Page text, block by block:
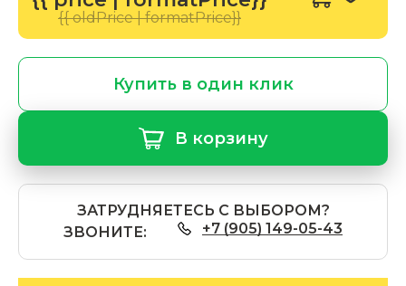
{{ oldPrice | formatPrice}}
Купить в один клик
В корзину
ЗАТРУДНЯЕТЕСЬ С ВЫБОРОМ?
ЗВОНИТЕ:
+7 (905) 149-05-43